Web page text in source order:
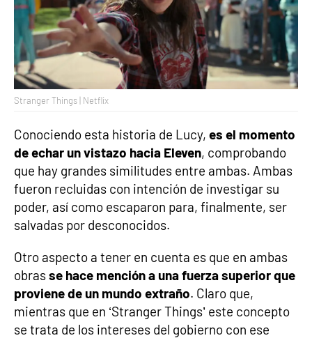
Stranger Things | Netflix
Conociendo esta historia de Lucy, es el momento
de echar un vistazo hacia Eleven, comprobando
que hay grandes similitudes entre ambas. Ambas
fueron recluidas con intención de investigar su
poder, así como escaparon para, finalmente, ser
salvadas por desconocidos.
Otro aspecto a tener en cuenta es que en ambas
obrasse hace mención a una fuerza superior que
proviene de un mundo extraño. Claro que,
mientras que en ‘Stranger Things’ este concepto
se trata de los intereses del gobierno con ese